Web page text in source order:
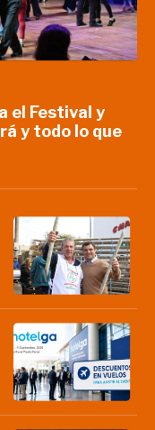
el Festival y
y todo lo que